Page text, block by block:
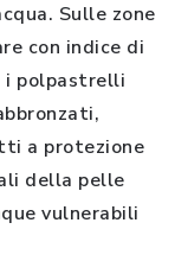
Sulle zone
con indice di
i polpastrelli
a protezione
della pelle
vulnerabili